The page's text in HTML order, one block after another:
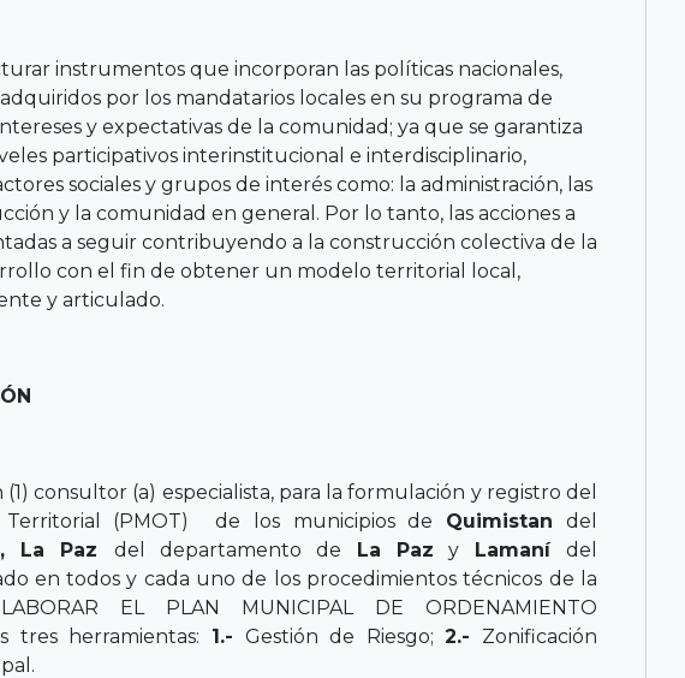
instrumentos que incorporan las políticas nacionales,
por los mandatarios locales en su programa de
y expectativas de la comunidad; ya que se garantiza
participativos interinstitucional e interdisciplinario,
sociales y grupos de interés como: la administración, las
y la comunidad en general. Por lo tanto, las acciones a
a seguir contribuyendo a la construcción colectiva de la
con el fin de obtener un modelo territorial local,
y articulado.
consultor (a) especialista, para la formulación y registro del
(PMOT) de los municipios de Quimistan del
La Paz del departamento de La Paz y Lamaní del
en todos y cada uno de los procedimientos técnicos de la
EL PLAN MUNICIPAL DE ORDENAMIENTO
tres herramientas: 1.- Gestión de Riesgo;2.- Zonificación